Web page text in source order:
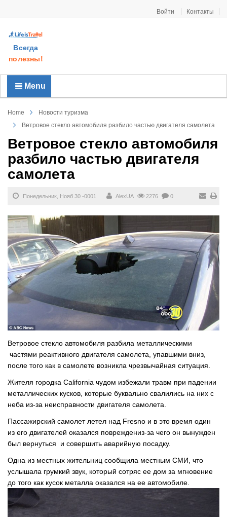
Войти Контакты
Всегда
полезны!
Menu
Home
Новости туризма
Ветровое стекло автомобиля разбило частью двигателя самолета
Ветровое стекло автомобиля
разбило частью двигателя
самолета
Понедельник, Нояб 30 -0001 AlexUA 2276 0
Ветровое стекло автомобиля разбила металлическими
частями реактивного двигателя самолета, упавшими вниз,
после того как в самолете возникла чрезвычайная ситуация.
Жителя городка California чудом избежали травм при падении
металлических кусков, которые буквально свалились на них с
неба из-за неисправности двигателя самолета.
Пассажирский самолет летел над Fresno и в это время один
из его двигателей оказался повреждениз-за чего он вынужден
был вернуться и совершить аварийную посадку.
Одна из местных жительниц сообщила местным СМИ, что
услышала грумкий звук, который сотряс ее дом за мгновение
до того как кусок металла оказался на ее автомобиле.